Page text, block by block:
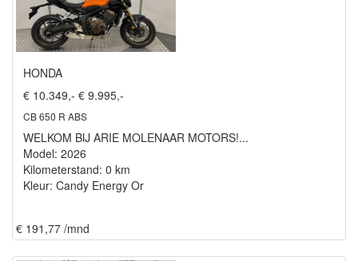
HONDA
€ 10.349,- € 9.995,-
CB 650 R ABS
WELKOM BIJ ARIE MOLENAAR MOTORS!...
Model: 2026
Kilometerstand: 0 km
Kleur: Candy Energy Or
€ 191,77 /mnd